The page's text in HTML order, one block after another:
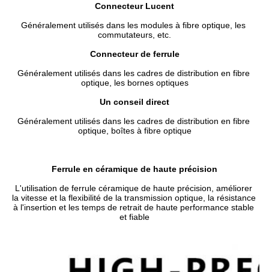
Connecteur Lucent
Généralement utilisés dans les modules à fibre optique, les
commutateurs, etc.
Connecteur de ferrule
Généralement utilisés dans les cadres de distribution en fibre
optique, les bornes optiques
Un conseil direct
Généralement utilisés dans les cadres de distribution en fibre
optique, boîtes à fibre optique
Ferrule en céramique de haute précision
L'utilisation de ferrule céramique de haute précision, améliorer
la vitesse et la flexibilité de la transmission optique, la résistance
à l'insertion et les temps de retrait de haute performance stable
et fiable